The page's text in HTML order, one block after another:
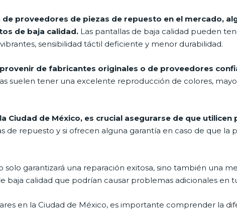
proveedores de piezas de repuesto en el mercado,
de baja calidad. Las pantallas de baja calidad pueden
sensibilidad táctil deficiente y menor durabilidad.
de fabricantes originales o de proveedores
suelen tener una excelente reproducción de colores,
Ciudad de México, es crucial asegurarse de que utilicen
de repuesto y si ofrecen alguna garantía en caso de que la
solo garantizará una reparación exitosa, sino también una
baja calidad que podrían causar problemas adicionales en
en la Ciudad de México, es importante comprender la